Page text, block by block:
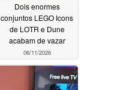
Dois enormes
conjuntos LEGO Icons
de LOTR e Dune
acabam de vazar
06/11/2026